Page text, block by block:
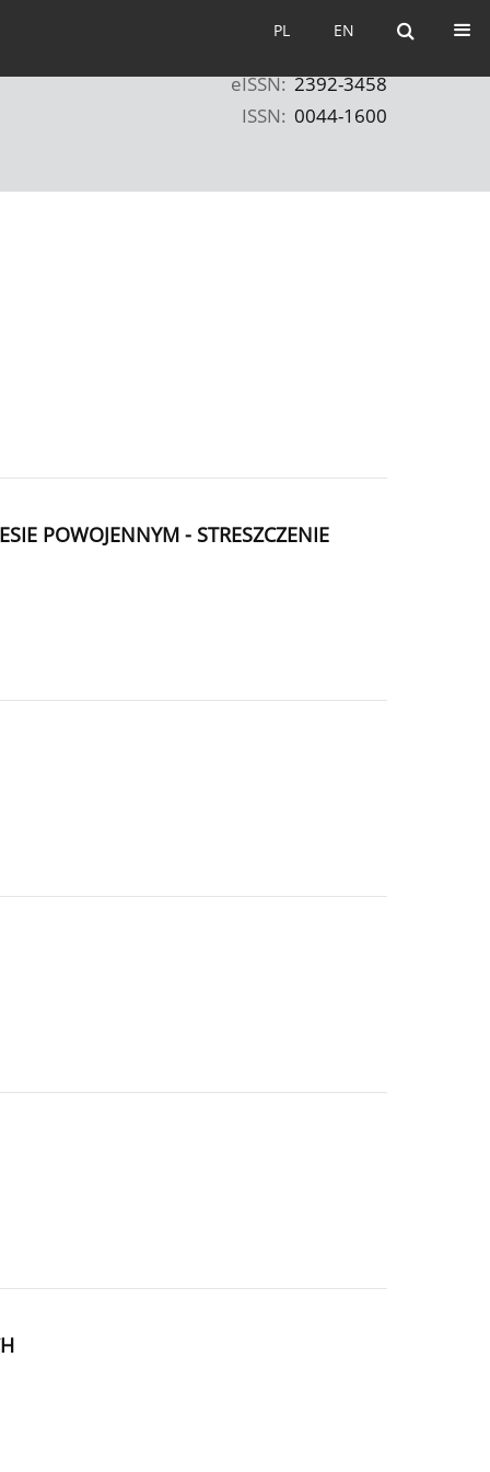
EN
PL EN
PL
eISSN: 2392-3458
ISSN: 0044-1600
POWOJENNYM - STRESZCZENIE